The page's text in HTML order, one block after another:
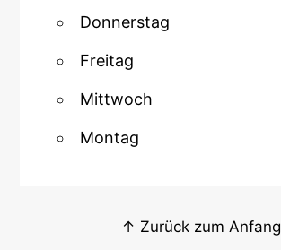
Donnerstag
Freitag
Mittwoch
Montag
↑ Zurück zum Anfang